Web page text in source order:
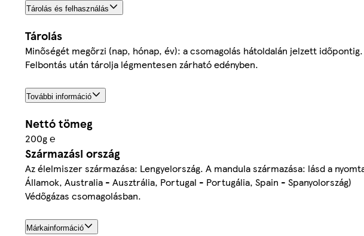
Tárolás és felhasználás
Tárolás
Minőségét megőrzi (nap, hónap, év): a csomagolás hátoldalán jelzett
Felbontás után tárolja légmentesen zárható edényben.
További információ
Nettó tömeg
200g ℮
Származási ország
Az élelmiszer származása: Lengyelország. A mandula származása: lásd a
Államok, Australia - Ausztrália, Portugal - Portugália, Spain - Spanyolország)
Védőgázas csomagolásban.
Márkainformáció